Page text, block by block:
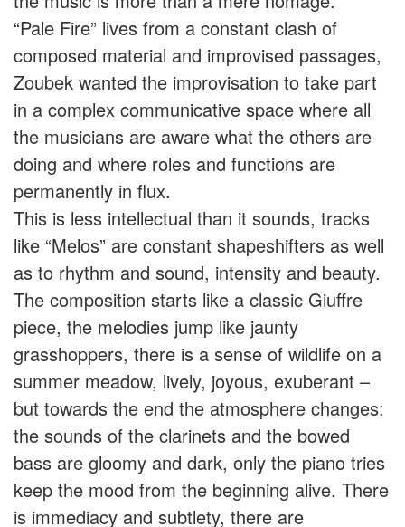
“Pale Fire” lives from a constant clash of
composed material and improvised passages,
Zoubek wanted the improvisation to take part
in a complex communicative space where all
the musicians are aware what the others are
doing and where roles and functions are
permanently in flux.
This is less intellectual than it sounds, tracks
like “Melos” are constant shapeshifters as well
as to rhythm and sound, intensity and beauty.
The composition starts like a classic Giuffre
piece, the melodies jump like jaunty
grasshoppers, there is a sense of wildlife on a
summer meadow, lively, joyous, exuberant –
but towards the end the atmosphere changes:
the sounds of the clarinets and the bowed
bass are gloomy and dark, only the piano tries
keep the mood from the beginning alive. There
is immediacy and subtlety, there are